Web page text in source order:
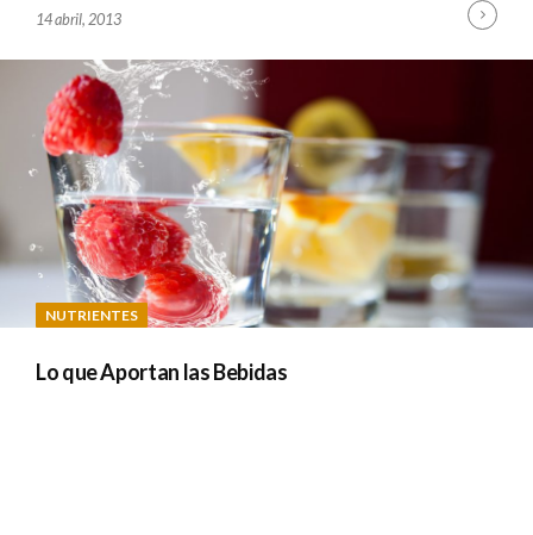
B
A
D
M
I
N
14 abril, 2013
NUTRIENTES
Lo que Aportan las Bebidas